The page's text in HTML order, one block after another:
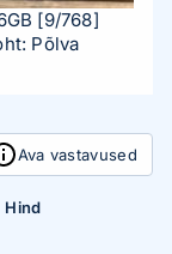
[9/768]
Põlva
Ava vastavused
Hind